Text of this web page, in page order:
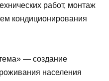
работ, монтаж
кондиционирования
— создание
населения